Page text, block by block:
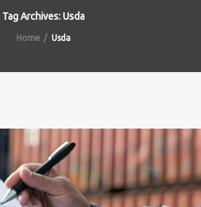
Tag Archives: Usda
Home Usda